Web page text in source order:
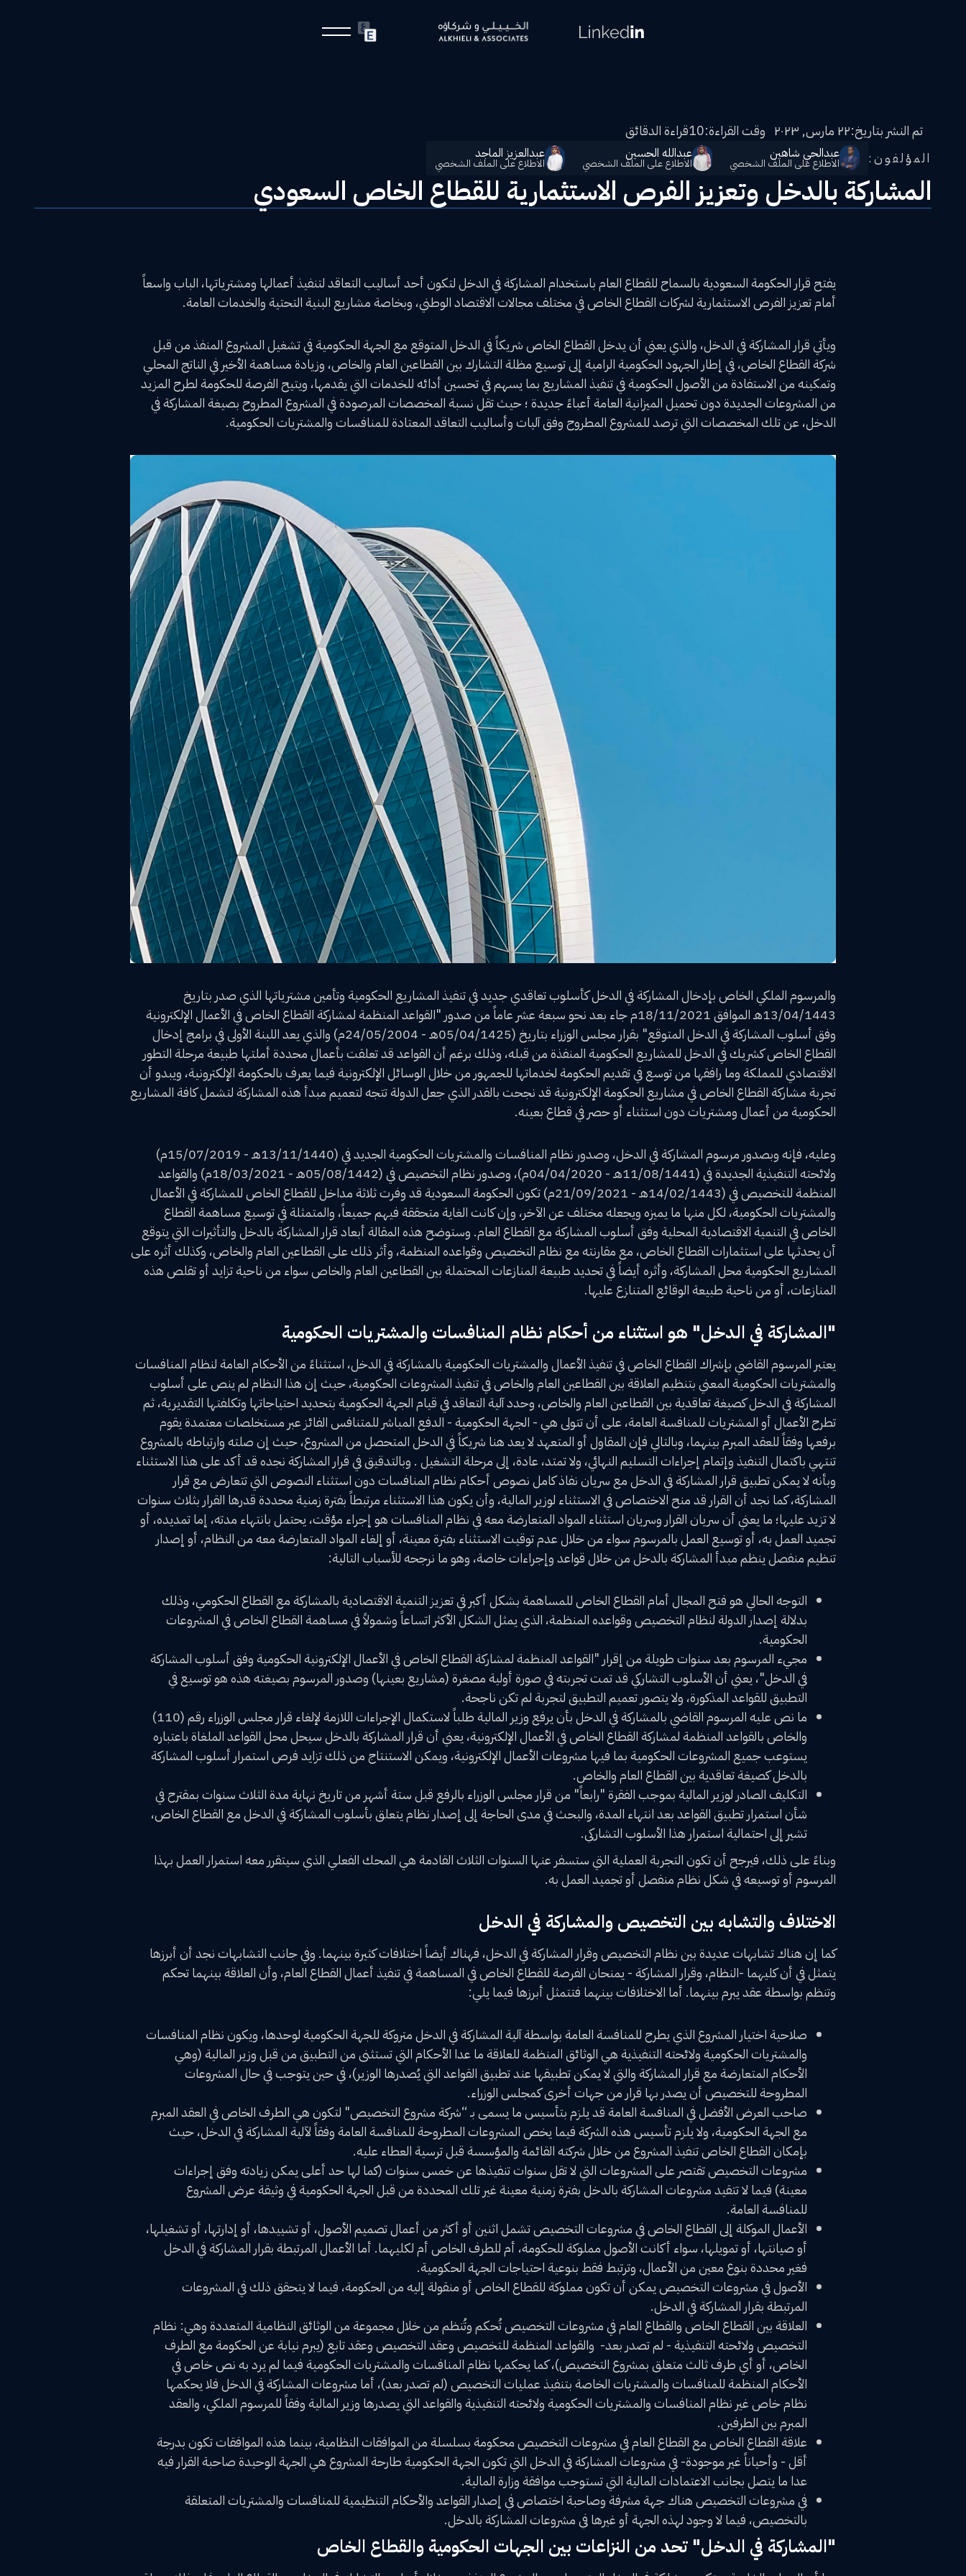
تم النشر بتاريخ:٢٢ مارس, ٢٠٢٣ وقت القراءة:10قراءة الدقائق
المؤلفون: عبدالحي شاهين
الاطلاع على الملف الشخصي
عبدالله الحسين
الاطلاع على الملف الشخصي
عبدالعزيز الماجد
الاطلاع على الملف الشخصي
المشاركة بالدخل وتعزيز الفرص الاستثمارية للقطاع الخاص السعودي
يفتح قرار الحكومة السعودية بالسماح للقطاع العام باستخدام المشاركة في الدخل لتكون أحد أساليب التعاقد لتنفيذ أعمالها ومشترياتها، الباب واسعاً
أمام تعزيز الفرص الاستثمارية لشركات القطاع الخاص في مختلف مجالات الاقتصاد الوطني، وبخاصة مشاريع البنية التحتية والخدمات العامة.
ويأتي قرار المشاركة في الدخل، والذي يعني أن يدخل القطاع الخاص شريكاً في الدخل المتوقع مع الجهة الحكومية في تشغيل المشروع المنفذ من قبل
شركة القطاع الخاص، في إطار الجهود الحكومية الرامية إلى توسيع مظلة التشارك بين القطاعين العام والخاص، وزيادة مساهمة الأخير في الناتج المحلي
وتمكينه من الاستفادة من الأصول الحكومية في تنفيذ المشاريع بما يسهم في تحسين أدائه للخدمات التي يقدمها، ويتيح الفرصة للحكومة لطرح المزيد
من المشروعات الجديدة دون تحميل الميزانية العامة أعباءً جديدة ؛ حيث تقل نسبة المخصصات المرصودة في المشروع المطروح بصيغة المشاركة في
الدخل، عن تلك المخصصات التي ترصد للمشروع المطروح وفق آليات وأساليب التعاقد المعتادة للمنافسات والمشتريات الحكومية.
والمرسوم الملكي الخاص بإدخال المشاركة في الدخل كأسلوب تعاقدي جديد في تنفيذ المشاريع الحكومية وتأمين مشترياتها الذي صدر بتاريخ
13/04/1443هـ الموافق 18/11/2021م جاء بعد نحو سبعة عشر عاماً من صدور "القواعد المنظمة لمشاركة القطاع الخاص في الأعمال الإلكترونية
وفق أسلوب المشاركة في الدخل المتوقع" بقرار مجلس الوزراء بتاريخ (05/04/1425هـ - 24/05/2004م) والذي يعد اللبنة الأولى في برامج إدخال
القطاع الخاص كشريك في الدخل للمشاريع الحكومية المنفذة من قبله، وذلك برغم أن القواعد قد تعلقت بأعمال محددة أملتها طبيعة مرحلة التطور
الاقتصادي للمملكة وما رافقها من توسع في تقديم الحكومة لخدماتها للجمهور من خلال الوسائل الإلكترونية فيما يعرف بالحكومة الإلكترونية، ويبدو أن
تجربة مشاركة القطاع الخاص في مشاريع الحكومة الإلكترونية قد نجحت بالقدر الذي جعل الدولة تتجه لتعميم مبدأ هذه المشاركة لتشمل كافة المشاريع
الحكومية من أعمال ومشتريات دون استثناء أو حصر في قطاع بعينه.
وعليه، فإنه وبصدور مرسوم المشاركة في الدخل، وصدور نظام المنافسات والمشتريات الحكومية الجديد في (13/11/1440هـ - 15/07/2019م)
ولائحته التنفيذية الجديدة في (11/08/1441هـ - 04/04/2020م)، وصدور نظام التخصيص في (05/08/1442هـ - 18/03/2021م) والقواعد
المنظمة للتخصيص في (14/02/1443هـ - 21/09/2021م) تكون الحكومة السعودية قد وفرت ثلاثة مداخل للقطاع الخاص للمشاركة في الأعمال
والمشتريات الحكومية، لكل منها ما يميزه ويجعله مختلف عن الآخر، وإن كانت الغاية متحققة فيهم جميعاً، والمتمثلة في توسيع مساهمة القطاع
الخاص في التنمية الاقتصادية المحلية وفق أسلوب المشاركة مع القطاع العام. وستوضح هذه المقالة أبعاد قرار المشاركة بالدخل والتأثيرات التي يتوقع
أن يحدثها على استثمارات القطاع الخاص، مع مقارنته مع نظام التخصيص وقواعده المنظمة، وأثر ذلك على القطاعين العام والخاص، وكذلك أثره على
المشاريع الحكومية محل المشاركة، وأثره أيضاً في تحديد طبيعة المنازعات المحتملة بين القطاعين العام والخاص سواء من ناحية تزايد أو تقلص هذه
المنازعات، أو من ناحية طبيعة الوقائع المتنازع عليها.
"المشاركة في الدخل" هو استثناء من أحكام نظام المنافسات والمشتريات الحكومية
يعتبر المرسوم القاضي بإشراك القطاع الخاص في تنفيذ الأعمال والمشتريات الحكومية بالمشاركة في الدخل، استثناءً من الأحكام العامة لنظام المنافسات
والمشتريات الحكومية المعني بتنظيم العلاقة بين القطاعين العام والخاص في تنفيذ المشروعات الحكومية، حيث إن هذا النظام لم ينص على أسلوب
المشاركة في الدخل كصيغة تعاقدية بين القطاعين العام والخاص، وحدد آلية التعاقد في قيام الجهة الحكومية بتحديد احتياجاتها وتكلفتها التقديرية، ثم
تطرح الأعمال أو المشتريات للمنافسة العامة، على أن تتولى هي - الجهة الحكومية - الدفع المباشر للمتنافس الفائز عبر مستخلصات معتمدة يقوم
برفعها وفقاً للعقد المبرم بينهما، وبالتالي فإن المقاول أو المتعهد لا يعد هنا شريكاً في الدخل المتحصل من المشروع، حيث إن صلته وارتباطه بالمشروع
تنتهي باكتمال التنفيذ وإتمام إجراءات التسليم النهائي، ولا تمتد، عادة، إلى مرحلة التشغيل . وبالتدقيق في قرار المشاركة نجده قد أكد على هذا الاستثناء
وبأنه لا يمكن تطبيق قرار المشاركة في الدخل مع سريان نفاذ كامل نصوص أحكام نظام المنافسات دون استثناء النصوص التي تتعارض مع قرار
المشاركة، كما نجد أن القرار قد منح الاختصاص في الاستثناء لوزير المالية، وأن يكون هذا الاستثناء مرتبطاً بفترة زمنية محددة قدرها القرار بثلاث سنوات
لا تزيد عليها؛ ما يعني أن سريان القرار وسريان استثناء المواد المتعارضة معه في نظام المنافسات هو إجراء مؤقت، يحتمل بانتهاء مدته، إما تمديده، أو
تجميد العمل به، أو توسيع العمل بالمرسوم سواء من خلال عدم توقيت الاستثناء بفترة معينة، أو إلغاء المواد المتعارضة معه من النظام، أو إصدار
تنظيم منفصل ينظم مبدأ المشاركة بالدخل من خلال قواعد وإجراءات خاصة، وهو ما نرجحه للأسباب التالية:
‌التوجه الحالي هو فتح المجال أمام القطاع الخاص للمساهمة بشكل أكبر في تعزيز التنمية الاقتصادية بالمشاركة مع القطاع الحكومي، وذلك
بدلالة إصدار الدولة لنظام التخصيص وقواعده المنظمة، الذي يمثل الشكل الأكثر اتساعاً وشمولاً في مساهمة القطاع الخاص في المشروعات
الحكومية.
‌مجيء المرسوم بعد سنوات طويلة من إقرار "القواعد المنظمة لمشاركة القطاع الخاص في الأعمال الإلكترونية الحكومية وفق أسلوب المشاركة
في الدخل"، يعني أن الأسلوب التشاركي قد تمت تجربته في صورة أولية مصغرة (مشاريع بعينها) وصدور المرسوم بصيغته هذه هو توسيع في
التطبيق للقواعد المذكورة، ولا يتصور تعميم التطبيق لتجربة لم تكن ناجحة.
‌ما نص عليه المرسوم القاضي بالمشاركة في الدخل بأن يرفع وزير المالية طلباً لاستكمال الإجراءات اللازمة لإلغاء قرار مجلس الوزراء رقم (110)
والخاص بالقواعد المنظمة لمشاركة القطاع الخاص في الأعمال الإلكترونية، يعني أن قرار المشاركة بالدخل سيحل محل القواعد الملغاة باعتباره
يستوعب جميع المشروعات الحكومية بما فيها مشروعات الأعمال الإلكترونية، ويمكن الاستنتاج من ذلك تزايد فرص استمرار أسلوب المشاركة
بالدخل كصيغة تعاقدية بين القطاع العام والخاص.
‌التكليف الصادر لوزير المالية بموجب الفقرة "رابعاً" من قرار مجلس الوزراء بالرفع قبل ستة أشهر من تاريخ نهاية مدة الثلاث سنوات بمقترح في
شأن استمرار تطبيق القواعد بعد انتهاء المدة، والبحث في مدى الحاجة إلى إصدار نظام يتعلق بأسلوب المشاركة في الدخل مع القطاع الخاص،
تشير إلى احتمالية استمرار هذا الأسلوب التشاركي.
وبناءً على ذلك، فيرجح أن تكون التجربة العملية التي ستسفر عنها السنوات الثلاث القادمة هي المحك الفعلي الذي سيتقرر معه استمرار العمل بهذا
المرسوم أو توسيعه في شكل نظام منفصل أو تجميد العمل به.
الاختلاف والتشابه بين التخصيص والمشاركة في الدخل
كما إن هناك تشابهات عديدة بين نظام التخصيص وقرار المشاركة في الدخل، فهناك أيضاً اختلافات كثيرة بينهما. وفي جانب التشابهات نجد أن أبرزها
يتمثل في أن كليهما -النظام، وقرار المشاركة - يمنحان الفرصة للقطاع الخاص في المساهمة في تنفيذ أعمال القطاع العام، وأن العلاقة بينهما تحكم
وتنظم بواسطة عقد يبرم بينهما. أما الاختلافات بينهما فتتمثل أبرزها فيما يلي:
‌صلاحية اختيار المشروع الذي يطرح للمنافسة العامة بواسطة آلية المشاركة في الدخل متروكة للجهة الحكومية لوحدها، ويكون نظام المنافسات
والمشتريات الحكومية ولائحته التنفيذية هي الوثائق المنظمة للعلاقة ما عدا الأحكام التي تستثنى من التطبيق من قبل وزير المالية (وهي
الأحكام المتعارضة مع قرار المشاركة والتي لا يمكن تطبيقها عند تطبيق القواعد التي يُصدرها الوزير)، في حين يتوجب في حال المشروعات
المطروحة للتخصيص أن يصدر بها قرار من جهات أخرى كمجلس الوزراء.
‌صاحب العرض الأفضل في المنافسة العامة قد يلزم بتأسيس ما يسمى بـ “شركة مشروع التخصيص" لتكون هي الطرف الخاص في العقد المبرم
مع الجهة الحكومية، ولا يلزم تأسيس هذه الشركة فيما يخص المشروعات المطروحة للمنافسة العامة وفقاً لآلية المشاركة في الدخل، حيث
بإمكان القطاع الخاص تنفيذ المشروع من خلال شركته القائمة والمؤسسة قبل ترسية العطاء عليه.
‌مشروعات التخصيص تقتصر على المشروعات التي لا تقل سنوات تنفيذها عن خمس سنوات (كما لها حد أعلى يمكن زيادته وفق إجراءات
معينة) فيما لا تتقيد مشروعات المشاركة بالدخل بفترة زمنية معينة غير تلك المحددة من قبل الجهة الحكومية في وثيقة عرض المشروع
للمنافسة العامة.
‌الأعمال الموكلة إلى القطاع الخاص في مشروعات التخصيص تشمل اثنين أو أكثر من أعمال تصميم الأصول، أو تشييدها، أو إدارتها، أو تشغيلها،
أو صيانتها، أو تمويلها، سواء أكانت الأصول مملوكة للحكومة، أم للطرف الخاص أم لكليهما. أما الأعمال المرتبطة بقرار المشاركة في الدخل
فغير محددة بنوع معين من الأعمال، وترتبط فقط بنوعية احتياجات الجهة الحكومية.
‌الأصول في مشروعات التخصيص يمكن أن تكون مملوكة للقطاع الخاص أو منقولة إليه من الحكومة، فيما لا يتحقق ذلك في المشروعات
المرتبطة بقرار المشاركة في الدخل.
‌العلاقة بين القطاع الخاص والقطاع العام في مشروعات التخصيص تُحكم وتُنظم من خلال مجموعة من الوثائق النظامية المتعددة وهي: نظام
التخصيص ولائحته التنفيذية - لم تصدر بعد- والقواعد المنظمة للتخصيص وعقد التخصيص وعقد تابع (يبرم نيابة عن الحكومة مع الطرف
الخاص، أو أي طرف ثالث متعلق بمشروع التخصيص)، كما يحكمها نظام المنافسات والمشتريات الحكومية فيما لم يرد به نص خاص في
الأحكام المنظمة للمنافسات والمشتريات الخاصة بتنفيذ عمليات التخصيص (لم تصدر بعد)، أما مشروعات المشاركة في الدخل فلا يحكمها
نظام خاص غير نظام المنافسات والمشتريات الحكومية ولائحته التنفيذية والقواعد التي يصدرها وزير المالية وفقاً للمرسوم الملكي، والعقد
المبرم بين الطرفين.
‌علاقة القطاع الخاص مع القطاع العام في مشروعات التخصيص محكومة بسلسلة من الموافقات النظامية، بينما هذه الموافقات تكون بدرجة
أقل - وأحياناً غير موجودة- في مشروعات المشاركة في الدخل التي تكون الجهة الحكومية طارحة المشروع هي الجهة الوحيدة صاحبة القرار فيه
عدا ما يتصل بجانب الاعتمادات المالية التي تستوجب موافقة وزارة المالية.
‌في مشروعات التخصيص هناك جهة مشرفة وصاحبة اختصاص في إصدار القواعد والأحكام التنظيمية للمنافسات والمشتريات المتعلقة
بالتخصيص، فيما لا وجود لهذه الجهة أو غيرها في مشروعات المشاركة بالدخل.
"المشاركة في الدخل" تحد من النزاعات بين الجهات الحكومية والقطاع الخاص